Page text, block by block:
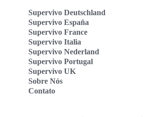
Supervivo Deutschland
Supervivo España
Supervivo France
Supervivo Italia
Supervivo Nederland
Supervivo Portugal
Supervivo UK
Sobre Nós
Contato